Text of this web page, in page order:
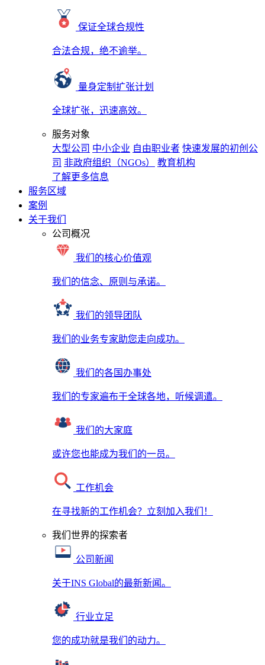
保证全球合规性
合法合规，绝不逾举。
量身定制扩张计划
全球扩张，迅速高效。
服务对象
大型公司 中小企业 自由职业者 快速发展的初创公
司 非政府组织（NGOs）
教育机构
了解更多信息
服务区域
案例
关于我们
公司概况
我们的核心价值观
我们的信念、原则与承诺。
我们的领导团队
我们的业务专家助您走向成功。
我们的各国办事处
我们的专家遍布于全球各地，听候调遣。
我们的大家庭
或许您也能成为我们的一员。
工作机会
在寻找新的工作机会？立刻加入我们！
我们世界的探索者
公司新闻
关于INS Global的最新新闻。
行业立足
您的成功就是我们的动力。